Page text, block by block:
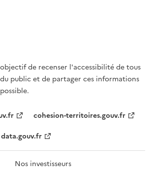
de recenser l'accessibilité de tous
public et de partager ces informations
cohesion-territoires.gouv.fr
data.gouv.fr
Nos investisseurs